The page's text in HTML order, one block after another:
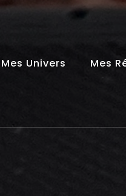
Mes Univers Mes